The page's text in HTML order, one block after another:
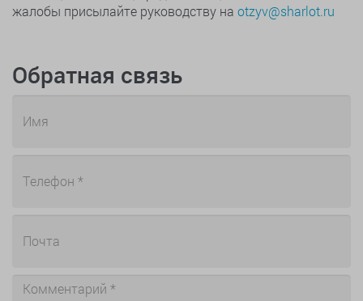
жалобы присылайте руководству на otzyv@sharlot.ru
Обратная связь